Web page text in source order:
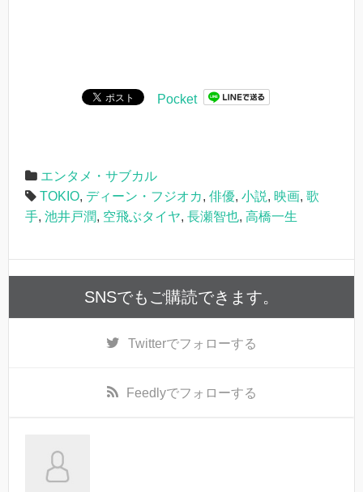
Pocket
エンタメ・サブカル
TOKIO, ディーン・フジオカ, 俳優, 小説, 映画, 歌
手, 池井戸潤, 空飛ぶタイヤ, 長瀬智也, 高橋一生
SNSでもご購読できます。
Twitterでフォローする
Feedlyでフォローする